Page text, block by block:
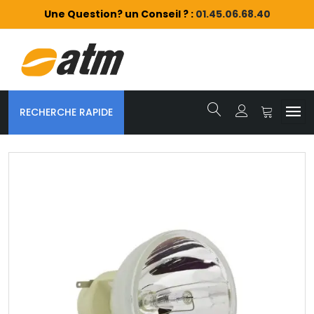
Une Question? un Conseil ? : 01.45.06.68.40
RECHERCHE RAPIDE